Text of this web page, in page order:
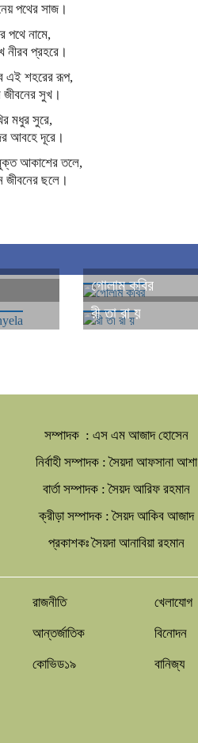
পথের সাজ।
পথে নামে,
প্রহরে।
এই শহরের রূপ,
সুখ।
মধুর সুরে,
আবহে দূরে।
আকাশের তলে,
জীবনের ছলে।
গোলাম কবির
রী তা রা য়
সম্পাদক : এস এম আজাদ হোসেন
নির্বাহী সম্পাদক : সৈয়দা আফসানা আশা
বার্তা সম্পাদক : সৈয়দ আরিফ রহমান
ক্রীড়া সম্পাদক : সৈয়দ আকিব আজাদ
প্রকাশকঃ সৈয়দা আনাবিয়া রহমান
রাজনীতি
আন্তর্জাতিক
কোভিড১৯
খেলাযোগ
বিনোদন
বানিজ্য